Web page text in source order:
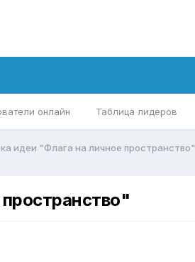
онлайн Таблица лидеров
идеи "Флага на личное пространство"